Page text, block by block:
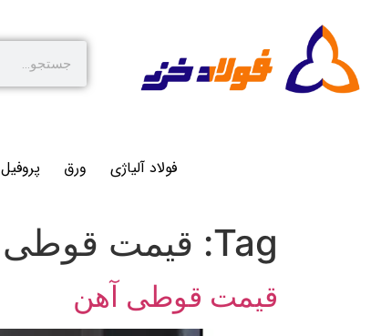
فولاد آلیاژی ورق پروفیل
Tag: قیمت قوطی 2*2
قیمت قوطی آهن